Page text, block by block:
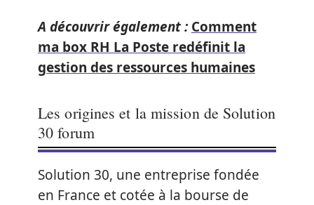
A découvrir également : Comment
ma box RH La Poste redéfinit la
gestion des ressources humaines
Les origines et la mission de Solution
30 forum
Solution 30, une entreprise fondée
en France et cotée à la bourse de